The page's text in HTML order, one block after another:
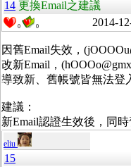
14 更換Email之建議
0 0 2014-
因舊Email失效，
改新Email，
導致新、舊帳號皆無法登
建議：
新Email認證生效後，同時
eliu
15